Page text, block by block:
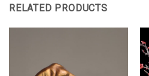
RELATED PRODUCTS